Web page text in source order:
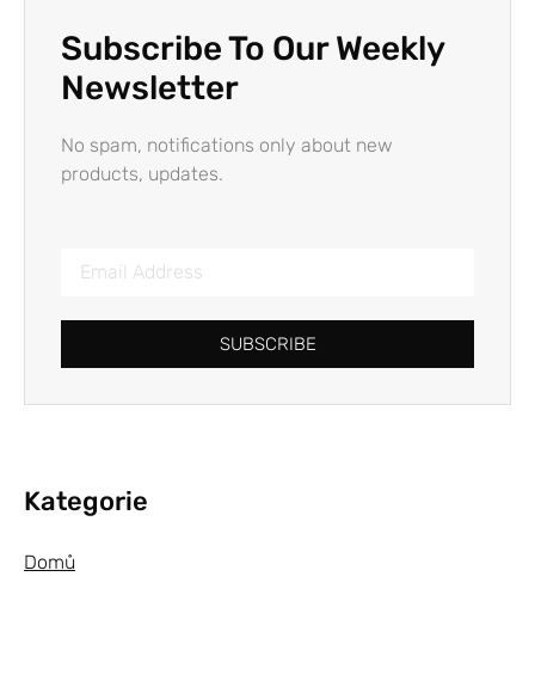
Subscribe To Our Weekly
Newsletter
No spam, notifications only about new
products, updates.
SUBSCRIBE
Kategorie
Domů